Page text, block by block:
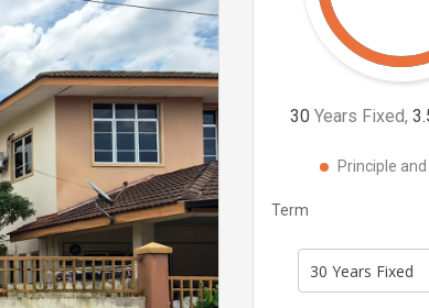
30 Years Fixed,
Principle
Term